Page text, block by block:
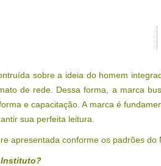
sobre a ideia do homem
de rede. Dessa forma, a marca
e capacitação. A marca é
sua perfeita leitura.
apresentada conforme os padrões do
Instituto?